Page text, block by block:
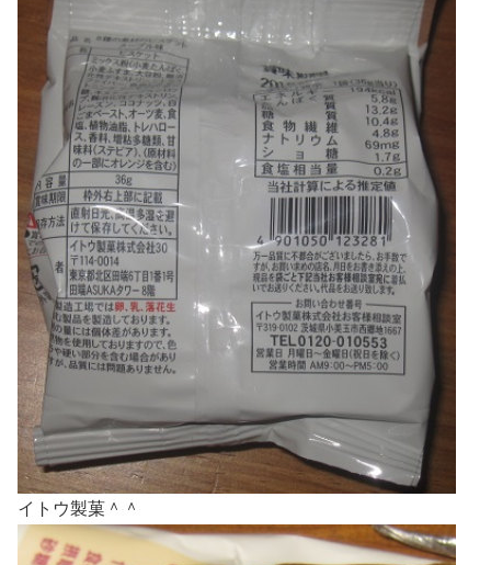
イトウ製菓＾＾